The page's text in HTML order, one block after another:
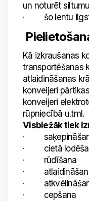
un noturēt siltumu
· šo lentu
Kā izkraušanas
transportēšanas
atlaidināšanas
konveijeri
konveijeri
rūpniecībā u.tml.
Visbiežāk tiek
·
· cietā
· rūdīšana
·
·
· cepšana